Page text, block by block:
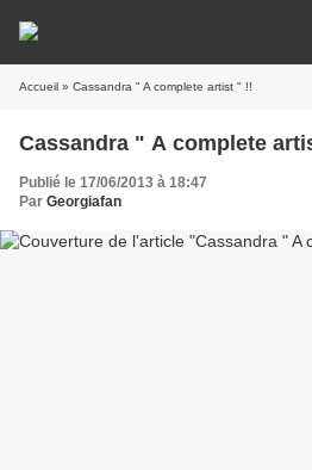
Accueil » Cassandra " A complete artist " !!
Cassandra " A complete
Publié le 17/06/2013 à 18:47
Par Georgiafan